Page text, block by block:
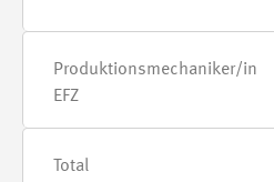
Produktionsmechaniker/in
EFZ
Total